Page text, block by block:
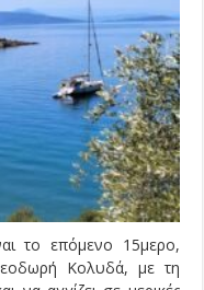
το επόμενο 15μερο,
Κολυδά, με τη